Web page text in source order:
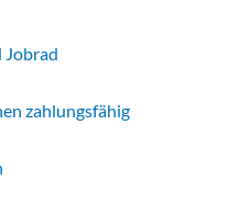
Jobrad
zahlungsfähig